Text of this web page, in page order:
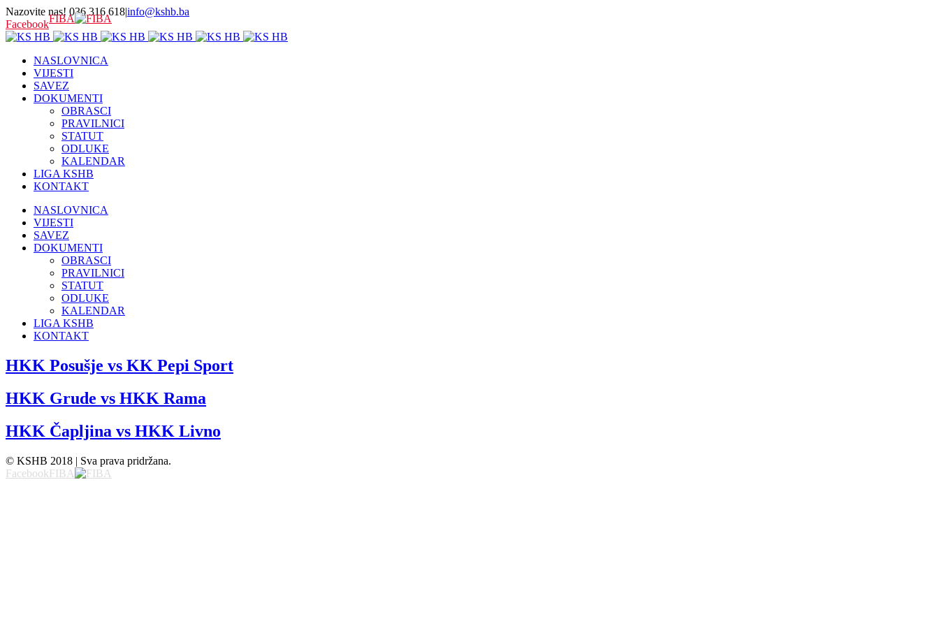
Nazovite nas! 036 316 618|info@kshb.ba
FacebookFIBA
NASLOVNICA
VIJESTI
SAVEZ
DOKUMENTI
OBRASCI
PRAVILNICI
STATUT
ODLUKE
KALENDAR
LIGA KSHB
KONTAKT
NASLOVNICA
VIJESTI
SAVEZ
DOKUMENTI
OBRASCI
PRAVILNICI
STATUT
ODLUKE
KALENDAR
LIGA KSHB
KONTAKT
HKK Posušje vs KK Pepi Sport
HKK Grude vs HKK Rama
HKK Čapljina vs HKK Livno
© KSHB 2018 | Sva prava pridržana.
FacebookFIBA